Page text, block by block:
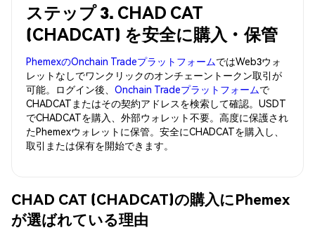
ステップ 3. CHAD CAT
(CHADCAT) を安全に購入・保管
PhemexのOnchain TradeプラットフォームではWeb3ウォ
レットなしでワンクリックのオンチェーントークン取引が
可能。ログイン後、 Onchain Tradeプラットフォームで
CHADCATまたはその契約アドレスを検索して確認。USDT
でCHADCATを購入、外部ウォレット不要。高度に保護され
たPhemexウォレットに保管。安全にCHADCATを購入し、
取引または保有を開始できます。
CHAD CAT (CHADCAT)の購入にPhemex
が選ばれている理由